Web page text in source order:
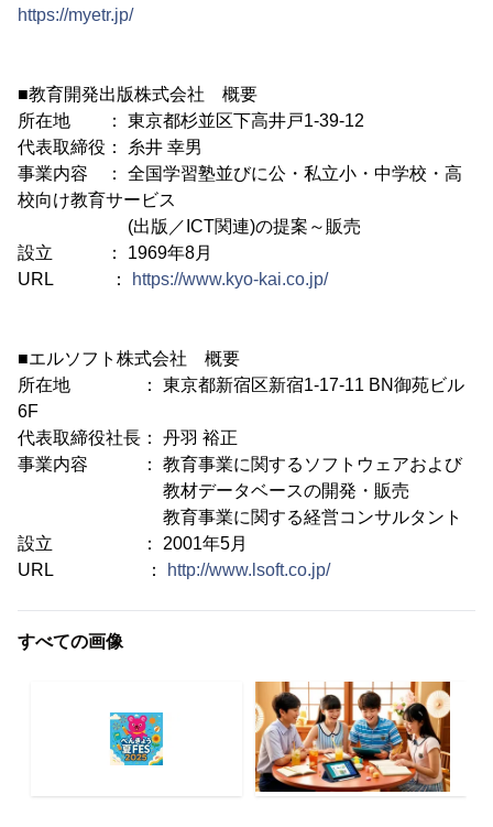
https://myetr.jp/
■教育開発出版株式会社 概要
所在地 ： 東京都杉並区下高井戸1-39-12
代表取締役： 糸井 幸男
事業内容 ： 全国学習塾並びに公・私立小・中学校・高
校向け教育サービス
(出版／ICT関連)の提案～販売
設立 ： 1969年8月
URL ：
https://www.kyo-kai.co.jp/
■エルソフト株式会社 概要
所在地 ： 東京都新宿区新宿1-17-11 BN御苑ビル
6F
代表取締役社長： 丹羽 裕正
事業内容 ： 教育事業に関するソフトウェアおよび
教材データベースの開発・販売
教育事業に関する経営コンサルタント
設立 ： 2001年5月
URL ：
http://www.lsoft.co.jp/
すべての画像